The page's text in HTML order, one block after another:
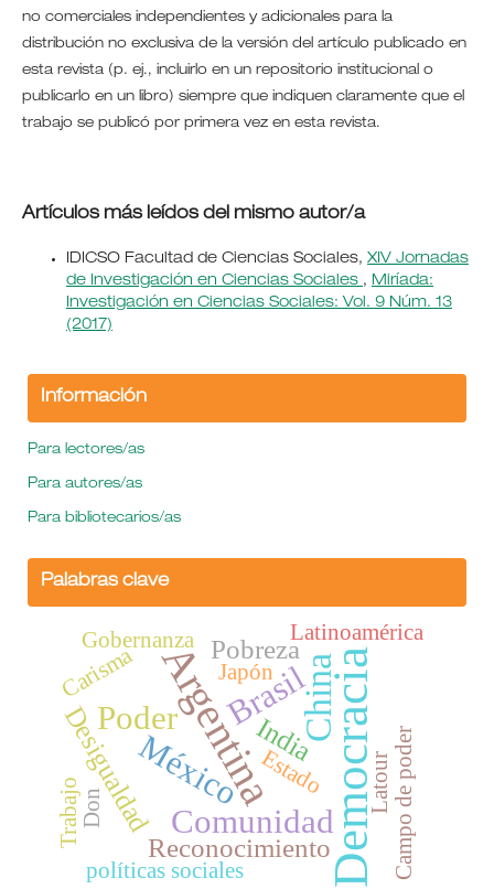
no comerciales independientes y adicionales para la
distribución no exclusiva de la versión del artículo publicado en
esta revista (p. ej., incluirlo en un repositorio institucional o
publicarlo en un libro) siempre que indiquen claramente que el
trabajo se publicó por primera vez en esta revista.
Artículos más leídos del mismo autor/a
IDICSO Facultad de Ciencias Sociales, XIV Jornadas
de Investigación en Ciencias Sociales , Miríada:
Investigación en Ciencias Sociales: Vol. 9 Núm. 13
(2017)
Información
Para lectores/as
Para autores/as
Para bibliotecarios/as
Palabras clave
Democracia
ArgentinaChina
Comunidad
México
Brasil
Poder
Desigualdad
Pobreza
India
Reconocimiento
Don
Japón
Gobernanza
políticas sociales
Trabajo Latour
Estado
Latinoamérica
Campo de poder
Carisma